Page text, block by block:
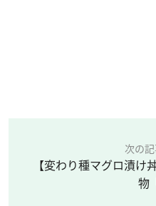
次の
【変わり種マグロ漬け
物